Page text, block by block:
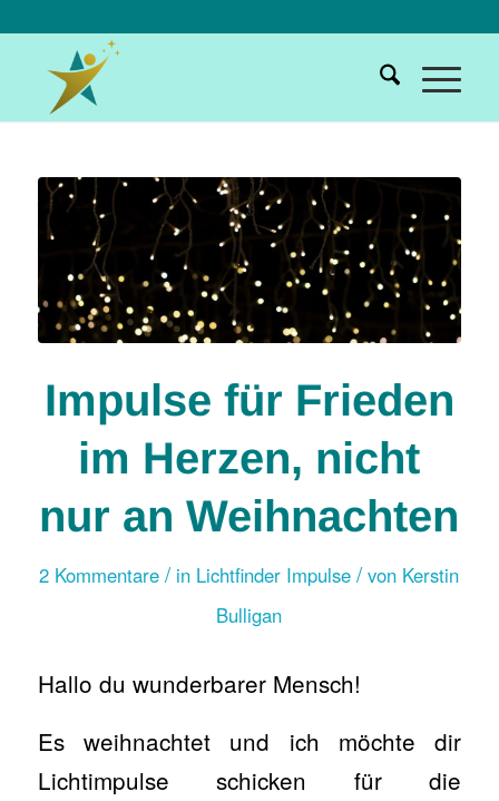
Impulse für Frieden
im Herzen, nicht
nur an Weihnachten
2 Kommentare / in Lichtfinder Impulse / von Kerstin
Bulligan
Hallo du wunderbarer Mensch!
Es weihnachtet und ich möchte dir
Lichtimpulse schicken für die